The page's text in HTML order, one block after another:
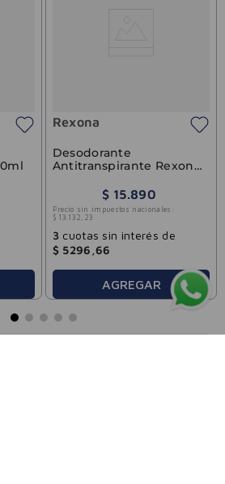
Rexona
Desodorante
Antitranspirante Rexona
$ 15.890
Precio sin impuestos nacionales:
$ 13 132 23
3cuotas sin interés de
$ 5296 66
AGREGAR